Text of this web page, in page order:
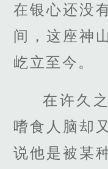
在银心还没
间，这座神
屹立至今。
在许久
嗜食人脑却
说他是被某